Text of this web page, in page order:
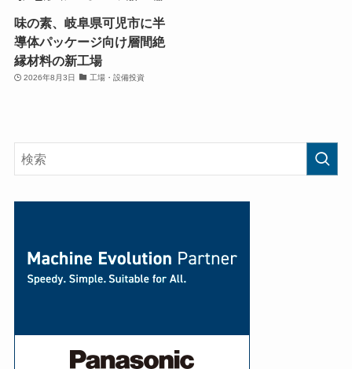
味の素、岐阜県可児市に半
導体パッケージ向け層間絶
縁材料の新工場
2026年8月3日 工場・設備投資